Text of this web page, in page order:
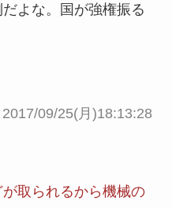
よな。国が強権振る
2017/09/25(月)18:13:28
取られるから機械の